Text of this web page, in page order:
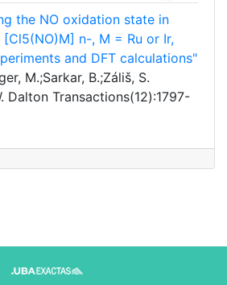
the NO oxidation state in
n-, M = Ru or Ir,
and DFT calculations"
M.;Sarkar, B.;Záliš, S.
Dalton Transactions(12):1797-